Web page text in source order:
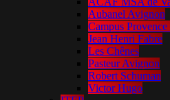
Aubanel Avignon
Campus
Jean Henri Fabre
Les Chênes
Pasteur Avignon
Robert Schuman
Victor Hugo